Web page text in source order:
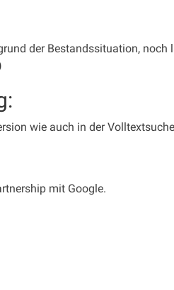
der Bestandssituation,
wie auch in der
mit Google.